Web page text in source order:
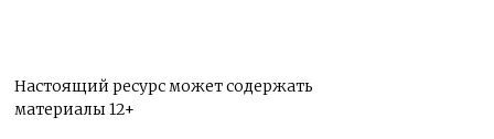
Настоящий ресурс может содержать
материалы 12+